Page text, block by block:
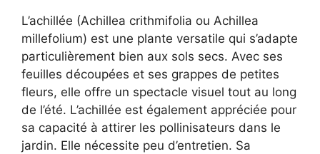
L’achillée (Achillea crithmifolia ou Achillea
millefolium) est une plante versatile qui s’adapte
particulièrement bien aux sols secs. Avec ses
feuilles découpées et ses grappes de petites
fleurs, elle offre un spectacle visuel tout au long
de l’été. L’achillée est également appréciée pour
sa capacité à attirer les pollinisateurs dans le
jardin. Elle nécessite peu d’entretien. Sa